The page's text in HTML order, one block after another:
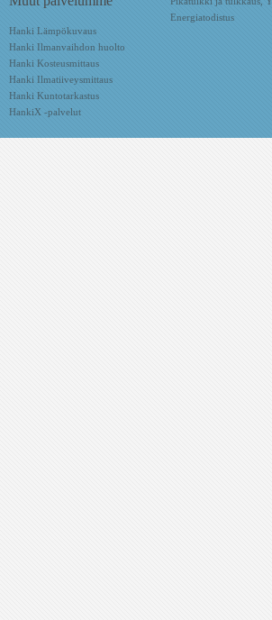
Hanki Lämpökuvaus
Hanki Ilmanvaihdon huolto
Hanki Kosteusmittaus
Hanki Ilmatiiveysmittaus
Hanki Kuntotarkastus
HankiX -palvelut
Energiatodistus